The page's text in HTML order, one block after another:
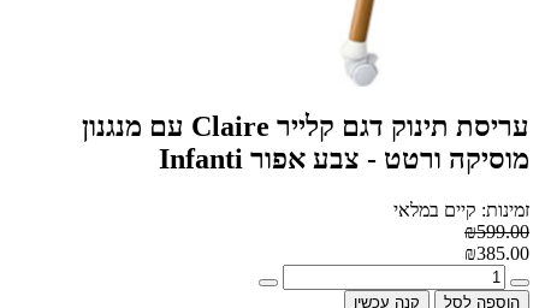
עריסת תינוק דגם קלייר Claire עם מנגנון
מוסיקה ורטט - צבע אפור Infanti
זמינות: קיים במלאי
₪599.00
₪385.00
הוספה לסל קנה עכשיו